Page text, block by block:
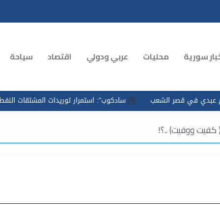
سورية محليات عربي ودولي اقتصاد سياحة
الشعب سادكوب": استمرار توريدات المشتقات النفطية وتسريع
كفيت ووفيت) ..؟!